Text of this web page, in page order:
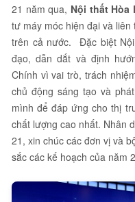
21 năm qua, Nội thất Hòa
tư máy móc hiện đại và
trên cả nước. Đặc biệt
đạo, dẫn dắt và định
Chính vì vai trò, trách
chủ động sáng tạo và
mình để đáp ứng cho thị
chất lượng cao nhất. Nhân
21, xin chúc các đơn vị và
sắc các kế hoạch của năm